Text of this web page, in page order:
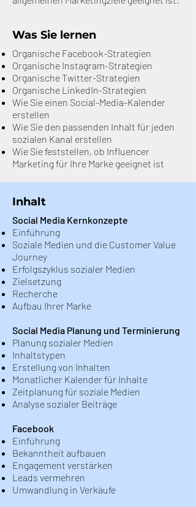
Was Sie lernen
Organische Facebook-Strategien
Organische Instagram-Strategien
Organische Twitter-Strategien
Organische LinkedIn-Strategien
Wie Sie einen Social-Media-Kalender
erstellen
Wie Sie den passenden Inhalt für jeden
sozialen Kanal erstellen
Wie Sie feststellen, ob Influencer
Marketing für Ihre Marke geeignet ist
Inhalt
Social Media Kernkonzepte
Einführung
Soziale Medien und die Customer Value
Journey
Erfolgszyklus sozialer Medien
Zielsetzung
Recherche
Aufbau Ihrer Marke
Social Media Planung und Terminierung
Planung sozialer Medien
Inhaltstypen
Erstellung von Inhalten
Monatlicher Kalender für Inhalte
Zeitplanung für soziale Medien
Analyse sozialer Beiträge
Facebook
Einführung
Bekanntheit aufbauen
Engagement verstärken
Leads vermehren
Umwandlung in Verkäufe